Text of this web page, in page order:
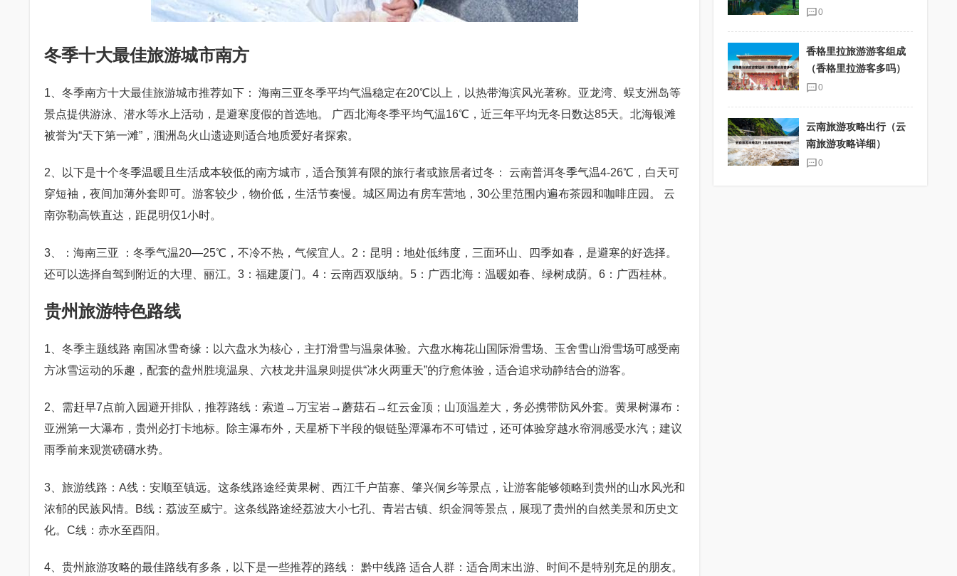
冬季十大最佳旅游城市南方
1、冬季南方十大最佳旅游城市推荐如下： 海南三亚冬季平均气温稳定在20℃以上，以热带海滨风光著称。亚龙湾、蜈支洲岛等
景点提供游泳、潜水等水上活动，是避寒度假的首选地。 广西北海冬季平均气温16℃，近三年平均无冬日数达85天。北海银滩
被誉为“天下第一滩”，涠洲岛火山遗迹则适合地质爱好者探索。
2、以下是十个冬季温暖且生活成本较低的南方城市，适合预算有限的旅行者或旅居者过冬： 云南普洱冬季气温4-26℃，白天可
穿短袖，夜间加薄外套即可。游客较少，物价低，生活节奏慢。城区周边有房车营地，30公里范围内遍布茶园和咖啡庄园。 云
南弥勒高铁直达，距昆明仅1小时。
3、：海南三亚 ：冬季气温20—25℃，不冷不热，气候宜人。2：昆明：地处低纬度，三面环山、四季如春，是避寒的好选择。
还可以选择自驾到附近的大理、丽江。3：福建厦门。4：云南西双版纳。5：广西北海：温暖如春、绿树成荫。6：广西桂林。
贵州旅游特色路线
1、冬季主题线路 南国冰雪奇缘：以六盘水为核心，主打滑雪与温泉体验。六盘水梅花山国际滑雪场、玉舍雪山滑雪场可感受南
方冰雪运动的乐趣，配套的盘州胜境温泉、六枝龙井温泉则提供“冰火两重天”的疗愈体验，适合追求动静结合的游客。
2、需赶早7点前入园避开排队，推荐路线：索道→万宝岩→蘑菇石→红云金顶；山顶温差大，务必携带防风外套。黄果树瀑布：
亚洲第一大瀑布，贵州必打卡地标。除主瀑布外，天星桥下半段的银链坠潭瀑布不可错过，还可体验穿越水帘洞感受水汽；建议
雨季前来观赏磅礴水势。
3、旅游线路：A线：安顺至镇远。这条线路途经黄果树、西江千户苗寨、肇兴侗乡等景点，让游客能够领略到贵州的山水风光和
浓郁的民族风情。B线：荔波至威宁。这条线路途经荔波大小七孔、青岩古镇、织金洞等景点，展现了贵州的自然美景和历史文
化。C线：赤水至酉阳。
4、贵州旅游攻略的最佳路线有多条，以下是一些推荐的路线： 黔中线路 适合人群：适合周末出游、时间不是特别充足的朋友。
团报价）
0
香格里拉旅游游客组成
（香格里拉游客多吗）
0
云南旅游攻略出行（云
南旅游攻略详细）
0